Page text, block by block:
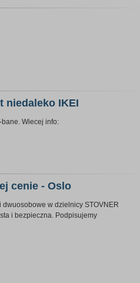
niedaleko IKEI
Wiecej info:
cenie - Oslo
dwuosobowe w dzielnicy STOVNER
i bezpieczna. Podpisujemy